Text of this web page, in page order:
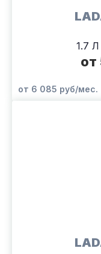
1.7
от
от 6 085 руб/мес.